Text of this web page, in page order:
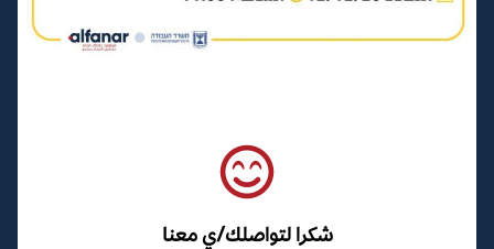
شكرا لتواصلك/ي معنا